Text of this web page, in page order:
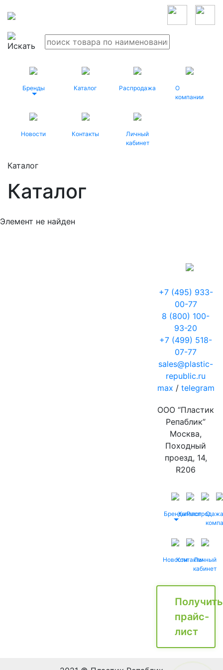
Бренды Каталог Распродажа
О
компании
Новости Контакты
Личный
кабинет
Каталог
Каталог
Элемент не найден
+7 (495) 933-
00-77
8 (800) 100-
93-20
+7 (499) 518-
07-77
sales@plastic-
republic.ru
max / telegram
ООО “Пластик
Репаблик”
Москва,
Походный
проезд, 14,
R206
БрендыКаталог
Распродажа
О
НовостиКонтактыЛичный
кабинет
Получить
прайс-
лист